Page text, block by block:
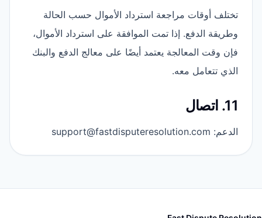
تختلف أوقات مراجعة استرداد الأموال حسب الحالة
وطريقة الدفع. إذا تمت الموافقة على استرداد الأموال،
فإن وقت المعالجة يعتمد أيضًا على معالج الدفع والبنك
الذي تتعامل معه.
11. اتصال
الدعم: support@fastdisputeresolution.com